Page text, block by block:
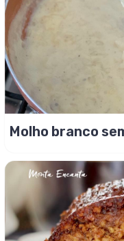
Molho branco